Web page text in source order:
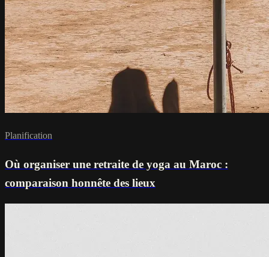
Planification
Où organiser une retraite de yoga au Maroc :
comparaison honnête des lieux